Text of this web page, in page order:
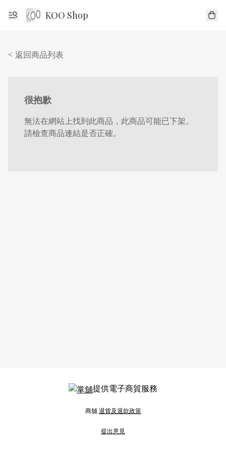
KOO Shop
< 返回商品列表
很抱歉
無法在網站上找到此商品，此商品可能已下架。
請檢查商品連結是否正確。
提供電子商貿服務
商舖退貨及退款政策
提出意見